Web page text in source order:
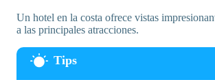
Un hotel en la costa ofrece vistas
a las principales atracciones.